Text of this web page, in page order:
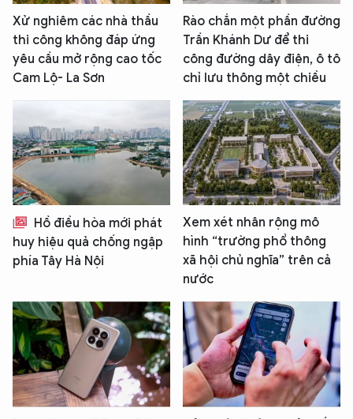
Xử nghiêm các nhà thầu
thi công không đáp ứng
yêu cầu mở rộng cao tốc
Cam Lộ- La Sơn
Rào chắn một phần đường
Trần Khánh Dư để thi
công đường dây điện, ô tô
chỉ lưu thông một chiều
Hồ điều hòa mới phát
huy hiệu quả chống ngập
phía Tây Hà Nội
Xem xét nhân rộng mô
hình “trường phổ thông
xã hội chủ nghĩa” trên cả
nước